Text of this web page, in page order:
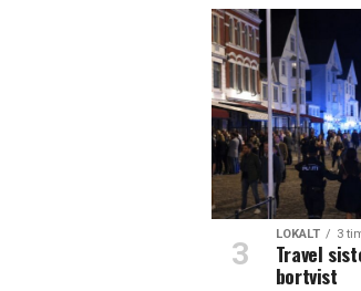
LOKALT 3
Travel
bortvist